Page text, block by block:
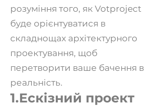
розуміння того, як Votproject
буде орієнтуватися в
складнощах архітектурного
проектування, щоб
перетворити ваше бачення в
реальність.
1.Ескізний проект